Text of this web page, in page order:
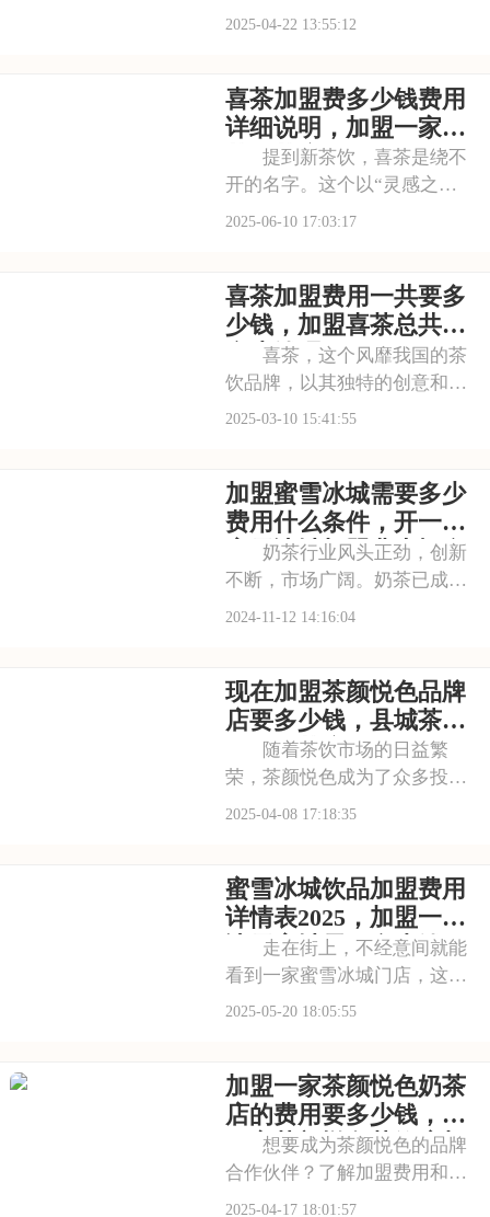
棒的口碑。随着品牌影响力越
茗店加盟费用需要多少资金，
古茗怎么加盟要多少钱的具体
分析！希望能为您提供
2025-04-22 13:55:12
喜茶加盟费多少钱费用
详细说明，加盟一家喜
茶奶茶店需要有哪些条
件
提到新茶饮，喜茶是绕不
开的名字。这个以“灵感之
茶”著称的品牌，凭借原创芝士
质，从源头保障每一杯饮品的
口感；通过大数据分析消费者
喜好，不断推陈出新
2025-06-10 17:03:17
喜茶加盟费用一共要多
少钱，加盟喜茶总共要
多少钱呢
喜茶，这个风靡我国的茶
饮品牌，以其独特的创意和卓
越的品质，赢得了无数消费者
茶饮小店，那么喜茶加盟或许
能为你打开一扇新世界的大
门。本文将为你详细介
2025-03-10 15:41:55
加盟蜜雪冰城需要多少
费用什么条件，开一家
蜜雪冰城加盟费大概多
少钱
奶茶行业风头正劲，创新
不断，市场广阔。奶茶已成为
人们日常生活中的一部分，无
以其高品质的产品和贴心的服
务，赢得了众多回头客。品牌
注重品质控制，确保
2024-11-12 14:16:04
现在加盟茶颜悦色品牌
店要多少钱，县城茶颜
悦色奶茶店加盟多少钱
随着茶饮市场的日益繁
荣，茶颜悦色成为了众多投资
者关注的焦点。本文将为您详
一投资项目。请看下面是有关
于现在加盟茶颜悦色品牌店要
多少钱，县城茶颜悦色
2025-04-08 17:18:35
蜜雪冰城饮品加盟费用
详情表2025，加盟一个
冰雪蜜城需要多少钱
走在街上，不经意间就能
看到一家蜜雪冰城门店，这足
以证明它的受欢迎程度。其标
众多有志青年。那么，加盟蜜
雪冰城，需要准备多少启动资
金呢？以下是蜜雪冰
2025-05-20 18:05:55
加盟一家茶颜悦色奶茶
店的费用要多少钱，开
一家茶颜悦色茶饮店加
盟费一般需要多少钱
想要成为茶颜悦色的品牌
合作伙伴？了解加盟费用和条
件是一步。从品牌授权费到运
2025-04-17 18:01:57